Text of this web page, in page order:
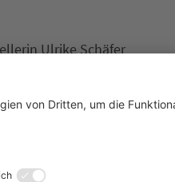
Ulrike Schäfer
im Literaturhaus
Geschichten
und vorläufigen
Existenz.
Risse im